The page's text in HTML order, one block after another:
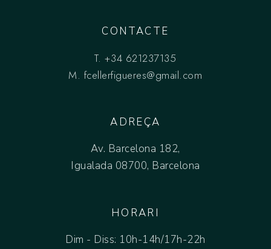
CONTACTE
T. +34 621237135
M. fcellerfigueres@gmail.com
ADREÇA
Av. Barcelona 182,
Igualada 08700, Barcelona
HORARI
Dim - Diss: 10h-14h/17h-22h